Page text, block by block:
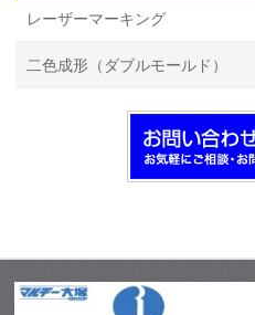
レーザーマーキング
二色成形（ダブルモールド）